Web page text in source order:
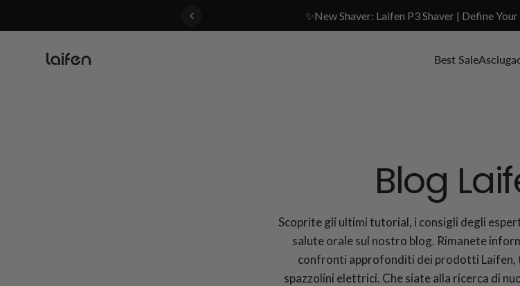
✨New Shaver: Laifen P3 Shaver | Define
Best Sale
Blog
Scoprite gli ultimi tutorial, i consigli degli
salute orale sul nostro blog. Rimanete
confronti approfonditi dei prodotti Laifen,
spazzolini elettrici. Che siate alla ricerca di